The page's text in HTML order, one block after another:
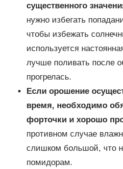
существенного
нужно избегать
чтобы избежать
используется
лучше поливать после
прогрелась.
Если орошение
время, необходимо
форточки и хорошо
противном случае
слишком большой, что
помидорам.